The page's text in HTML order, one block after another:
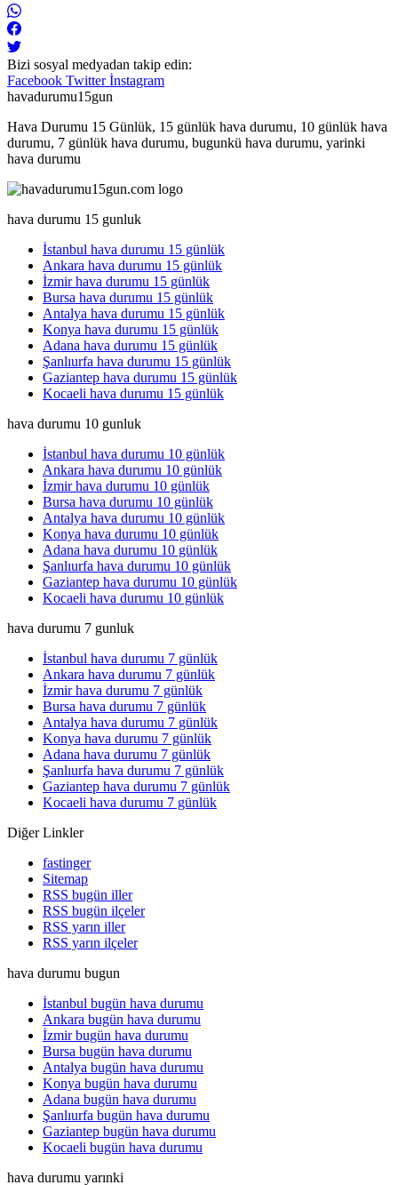
Bizi sosyal medyadan takip edin:
Facebook Twitterİnstagram
havadurumu15gun
Hava Durumu 15 Günlük, 15 günlük hava durumu, 10 günlük hava
durumu, 7 günlük hava durumu, bugunkü hava durumu, yarinki
hava durumu
hava durumu 15 gunluk
İstanbul hava durumu 15 günlük
Ankara hava durumu 15 günlük
İzmir hava durumu 15 günlük
Bursa hava durumu 15 günlük
Antalya hava durumu 15 günlük
Konya hava durumu 15 günlük
Adana hava durumu 15 günlük
Şanlıurfa hava durumu 15 günlük
Gaziantep hava durumu 15 günlük
Kocaeli hava durumu 15 günlük
hava durumu 10 gunluk
İstanbul hava durumu 10 günlük
Ankara hava durumu 10 günlük
İzmir hava durumu 10 günlük
Bursa hava durumu 10 günlük
Antalya hava durumu 10 günlük
Konya hava durumu 10 günlük
Adana hava durumu 10 günlük
Şanlıurfa hava durumu 10 günlük
Gaziantep hava durumu 10 günlük
Kocaeli hava durumu 10 günlük
hava durumu 7 gunluk
İstanbul hava durumu 7 günlük
Ankara hava durumu 7 günlük
İzmir hava durumu 7 günlük
Bursa hava durumu 7 günlük
Antalya hava durumu 7 günlük
Konya hava durumu 7 günlük
Adana hava durumu 7 günlük
Şanlıurfa hava durumu 7 günlük
Gaziantep hava durumu 7 günlük
Kocaeli hava durumu 7 günlük
Diğer Linkler
fastinger
Sitemap
RSS bugün iller
RSS bugün ilçeler
RSS yarın iller
RSS yarın ilçeler
hava durumu bugun
İstanbul bugün hava durumu
Ankara bugün hava durumu
İzmir bugün hava durumu
Bursa bugün hava durumu
Antalya bugün hava durumu
Konya bugün hava durumu
Adana bugün hava durumu
Şanlıurfa bugün hava durumu
Gaziantep bugün hava durumu
Kocaeli bugün hava durumu
hava durumu yarınki